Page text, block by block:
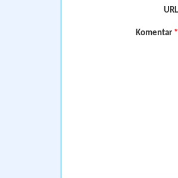
URL
Komentar *